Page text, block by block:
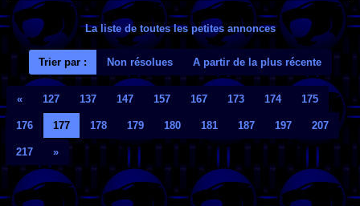
La liste de toutes les petites annonces
Trier par : Non résolues A partir de la plus récente
« 127 137 147 157 167 173 174 175
176 177 178 179 180 181 187 197 207
217 »